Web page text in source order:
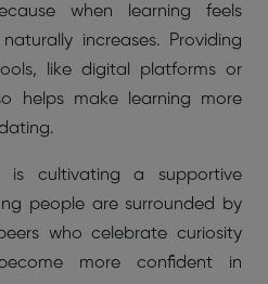
when learning feels
increases. Providing
like digital platforms or
helps make learning more
is cultivating a supportive
people are surrounded by
who celebrate curiosity
more confident in